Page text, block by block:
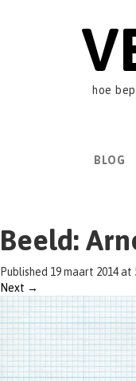
hoe
BLOG
Beeld:
Published 19 maart 2014at
Next →